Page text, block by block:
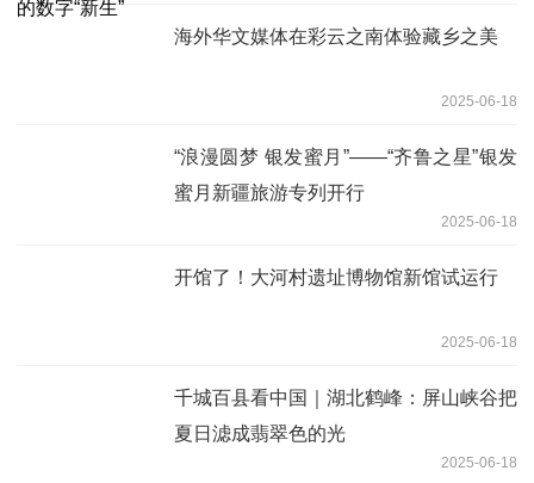
海外华文媒体在彩云之南体验藏乡之美
2025-06-18
“浪漫圆梦 银发蜜月”——“齐鲁之星”银发
蜜月新疆旅游专列开行
2025-06-18
开馆了！大河村遗址博物馆新馆试运行
2025-06-18
千城百县看中国｜湖北鹤峰：屏山峡谷把
夏日滤成翡翠色的光
2025-06-18